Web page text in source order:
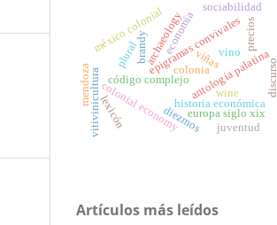
epigramas convivales
antología palatina
vino
código complejo
plural
wine
brandy
colonial economy
archaeology
colonia
precios
economía
historia económica
vitivinicultura diezmos
méxico colonial
mendoza
europa siglo xix
viñas discurso
lexicón
sociabilidad
juventud
Artículos más leídos